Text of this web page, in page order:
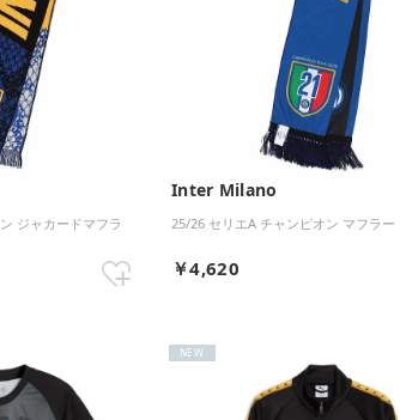
ジャカードマフラ
Inter Milano
25/26 セリエA チャンピオン マフラー
￥4,620
NEW